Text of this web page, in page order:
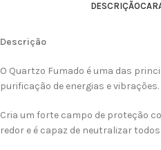
DESCRIÇÃO
Descrição
O Quartzo Fumado é uma das
purificação de energias e vibrações.
Cria um forte campo de proteção
redor e é capaz de neutralizar